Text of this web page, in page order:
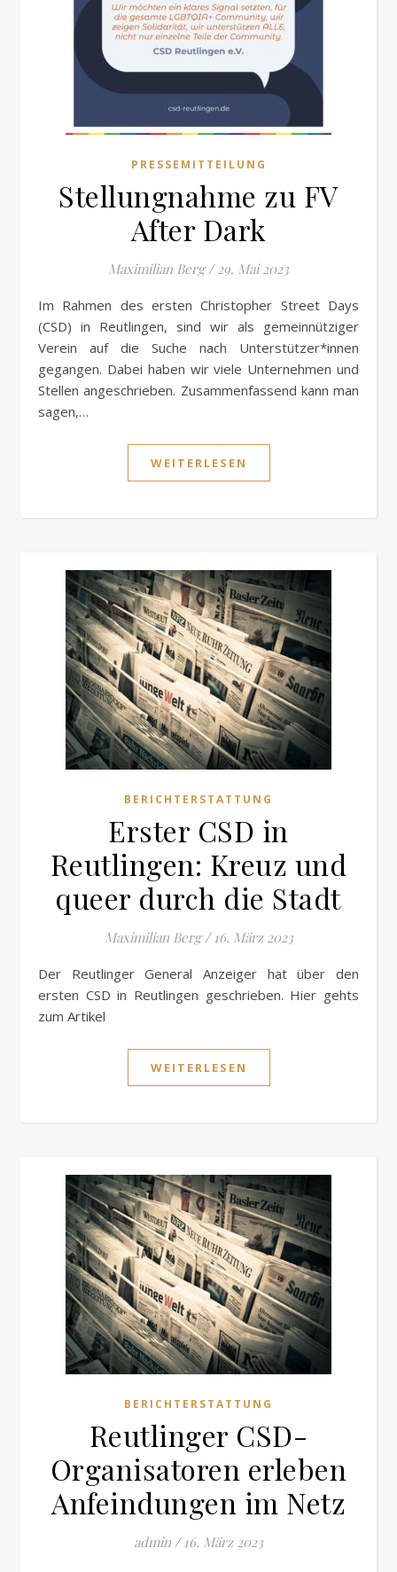
PRESSEMITTEILUNG
Stellungnahme zu FV
After Dark
Maximilian Berg / 29. Mai 2023
Im Rahmen des ersten Christopher Street Days
(CSD) in Reutlingen, sind wir als gemeinnütziger
Verein auf die Suche nach Unterstützer*innen
gegangen. Dabei haben wir viele Unternehmen und
Stellen angeschrieben. Zusammenfassend kann man
sagen,…
WEITERLESEN
BERICHTERSTATTUNG
Erster CSD in
Reutlingen: Kreuz und
queer durch die Stadt
Maximilian Berg / 16. März 2023
Der Reutlinger General Anzeiger hat über den
ersten CSD in Reutlingen geschrieben. Hier gehts
zum Artikel
WEITERLESEN
BERICHTERSTATTUNG
Reutlinger CSD-
Organisatoren erleben
Anfeindungen im Netz
admin / 16. März 2023